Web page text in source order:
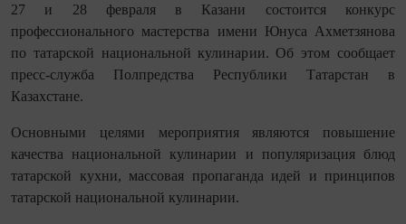
27 и 28 февраля в Казани состоится конкурс
профессионального мастерства имени Юнуса Ахметзянова
по татарской национальной кулинарии. Об этом сообщает
пресс-служба Полпредства Республики Татарстан в
Казахстане.
Основными целями мероприятия являются повышение
качества национальной кулинарии и популяризация блюд
татарской кухни, массовая пропаганда идей и принципов
татарской национальной кулинарии.